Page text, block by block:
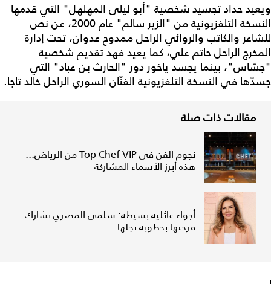
ويعيد حداد تجسيد شخصية "أبو ليلى المهلهل" التي قدمها
النسخة التلفزيونية من "الزير سالم" عام 2000، عن نص
للشاعر والكاتب والروائي الراحل ممدوح عدوان، تحت إدارة
المخرج الراحل حاتم علي، كما يعيد فهد تقديم شخصية
"جسّاس"، بينما يجسد ياخور دور "الحارث بن عباد" التي
جسدّها في النسخة التلفزيونية الفنّان السوري الراحل خالد تاجا.
مقالات ذات صلة
نجوم الفن في Top Chef VIP من الرياض...
هذه أبرز الأسماء المشاركة
أجواء عائلية بسيطة: سلمى المصري تشارك
فرحتها بخطوبة نجلها